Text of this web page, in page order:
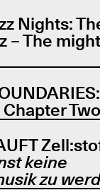
Nights:
– The
Two
keine
zu